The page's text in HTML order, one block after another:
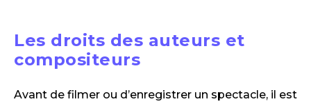
Les droits des auteurs et
compositeurs
Avant de filmer ou d’enregistrer un spectacle, il est